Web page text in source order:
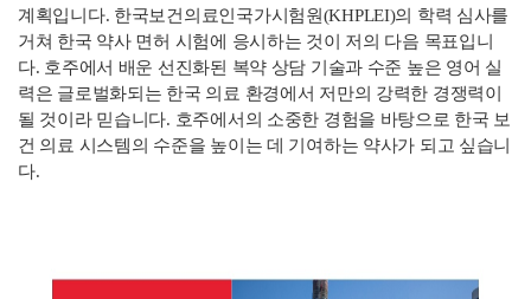
계획입니다. 한국보건의료인국가시험원(KHPLEI)의 학력 심사를
거쳐 한국 약사 면허 시험에 응시하는 것이 저의 다음 목표입니
다. 호주에서 배운 선진화된 복약 상담 기술과 수준 높은 영어 실
력은 글로벌화되는 한국 의료 환경에서 저만의 강력한 경쟁력이
될 것이라 믿습니다. 호주에서의 소중한 경험을 바탕으로 한국 보
건 의료 시스템의 수준을 높이는 데 기여하는 약사가 되고 싶습니
다.